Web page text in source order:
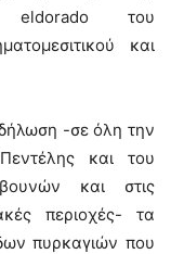
eldorado του
και
-σε όλη την
και του
και στις
περιοχές- τα
πυρκαγιών που